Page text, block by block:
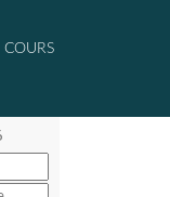
COURS